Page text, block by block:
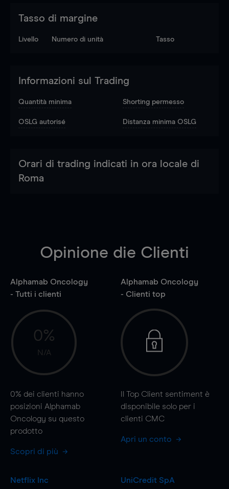
Tasso di margine
Livello Numero di unità Tasso
Informazioni sul Trading
Quantità minima Shorting permesso
OSLG autorisé Distanza minima OSLG
Orari di trading indicati in ora locale di
Roma
Opinione die Clienti
Alphamab Oncology
- Tutti i clienti
0%
N/A
0% dei clienti hanno
posizioni Alphamab
Oncology su questo
prodotto
Scopri di più
Alphamab Oncology
- Clienti top
Il Top Client sentiment è
disponibile solo per i
clienti CMC
Apri un conto
Netflix Inc
UniCredit SpA